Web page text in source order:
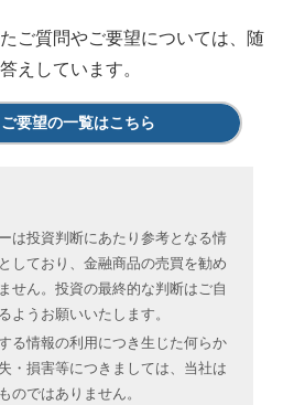
ご質問やご要望については、随
えしています。
要望の一覧はこちら
は投資判断にあたり参考となる情
しており、金融商品の売買を勧め
せん。投資の最終的な判断はご自
ようお願いいたします。
る情報の利用につき生じた何らか
・損害等につきましては、当社は
のではありません。